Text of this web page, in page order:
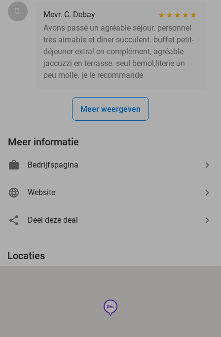
C.
Mevr. C. Debay
Avons passé un agréable séjour. personnel
très aimable et dîner succulent. buffet petit-
déjeuner extra! en complément, agréable
jaccuzzi en terrasse. seul bemol,literie un
peu molle. je le recommande
Meer weergeven
Meer informatie
Bedrijfspagina
Website
Deel deze deal
Locaties
hotel